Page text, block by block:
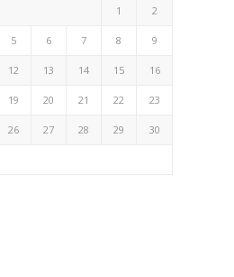
1 2
5 6 7 8 9
12 13 14 15 16
19 20 21 22 23
26 27 28 29 30